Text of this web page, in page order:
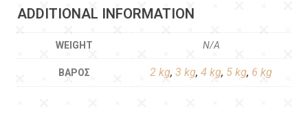
ADDITIONAL INFORMATION
WEIGHT N/A
ΒΆΡΟΣ 2 kg, 3 kg, 4 kg, 5 kg, 6 kg